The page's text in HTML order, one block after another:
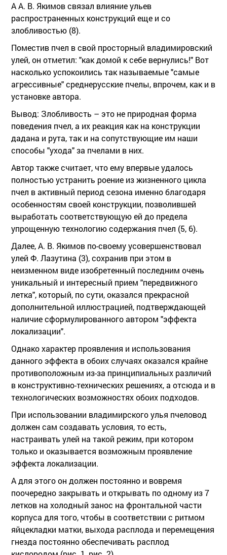
А А. В. Якимов связал влияние ульев
распространенных конструкций еще и со
злобливостью (8).
Поместив пчел в свой просторный владимировский
улей, он отметил: "как домой к себе вернулись!" Вот
насколько успокоились так называемые "самые
агрессивные" среднерусские пчелы, впрочем, как и в
установке автора.
Вывод: Злобливость – это не природная форма
поведения пчел, а их реакция как на конструкции
дадана и рута, так и на сопутствующие им наши
способы "ухода" за пчелами в них.
Автор также считает, что ему впервые удалось
полностью устранить роение из жизненного цикла
пчел в активный период сезона именно благодаря
особенностям своей конструкции, позволившей
выработать соответствующую ей до предела
упрощенную технологию содержания пчел (5, 6).
Далее, А. В. Якимов по-своему усовершенствовал
улей Ф. Лазутина (3), сохранив при этом в
неизменном виде изобретенный последним очень
уникальный и интересный прием "передвижного
летка", который, по сути, оказался прекрасной
дополнительной иллюстрацией, подтверждающей
наличие сформулированного автором "эффекта
локализации".
Однако характер проявления и использования
данного эффекта в обоих случаях оказался крайне
противоположным из-за принципиальных различий
в конструктивно-технических решениях, а отсюда и в
технологических возможностях обоих подходов.
При использовании владимирского улья пчеловод
должен сам создавать условия, то есть,
настраивать улей на такой режим, при котором
только и оказывается возможным проявление
эффекта локализации.
А для этого он должен постоянно и вовремя
поочередно закрывать и открывать по одному из 7
летков на холодный занос на фронтальной части
корпуса для того, чтобы в соответствии с ритмом
яйцекладки матки, выхода расплода и перемещения
гнезда постоянно обеспечивать расплод